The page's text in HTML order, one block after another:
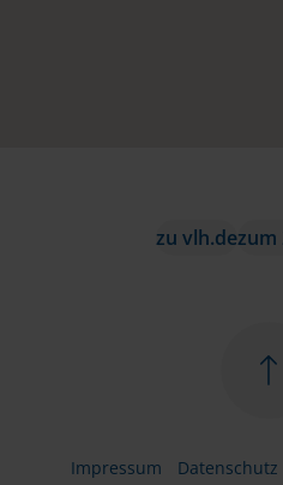
zu vlh.dezum
Impressum Datenschutz